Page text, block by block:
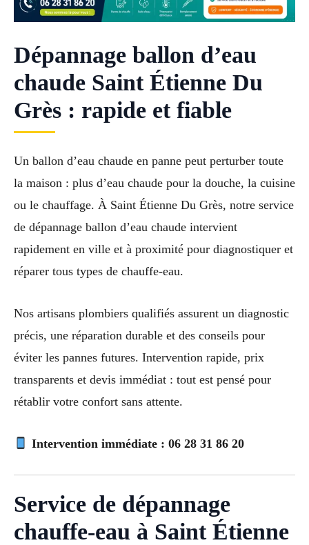
Dépannage ballon d’eau
chaude Saint Étienne Du
Grès : rapide et fiable
Un ballon d’eau chaude en panne peut perturber toute
la maison : plus d’eau chaude pour la douche, la cuisine
ou le chauffage. À Saint Étienne Du Grès, notre service
de dépannage ballon d’eau chaude intervient
rapidement en ville et à proximité pour diagnostiquer et
réparer tous types de chauffe-eau.
Nos artisans plombiers qualifiés assurent un diagnostic
précis, une réparation durable et des conseils pour
éviter les pannes futures. Intervention rapide, prix
transparents et devis immédiat : tout est pensé pour
rétablir votre confort sans attente.
Intervention immédiate : 06 28 31 86 20
Service de dépannage
chauffe-eau à Saint Étienne